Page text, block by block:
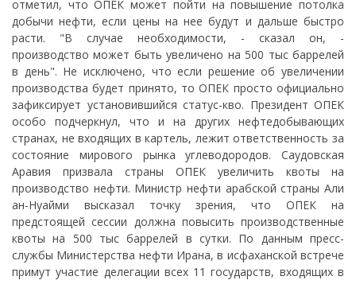
отметил, что ОПЕК может пойти на повышение потолка
добычи нефти, если цены на нее будут и дальше быстро
расти. "В случае необходимости, - сказал он, -
производство может быть увеличено на 500 тыс баррелей
в день". Не исключено, что если решение об увеличении
производства будет принято, то ОПЕК просто официально
зафиксирует установившийся статус-кво. Президент ОПЕК
особо подчеркнул, что и на других нефтедобывающих
странах, не входящих в картель, лежит ответственность за
состояние мирового рынка углеводородов. Саудовская
Аравия призвала страны ОПЕК увеличить квоты на
производство нефти. Министр нефти арабской страны Али
ан-Нуайми высказал точку зрения, что ОПЕК на
предстоящей сессии должна повысить производственные
квоты на 500 тыс баррелей в сутки. По данным пресс-
службы Министерства нефти Ирана, в исфаханской встрече
примут участие делегации всех 11 государств, входящих в